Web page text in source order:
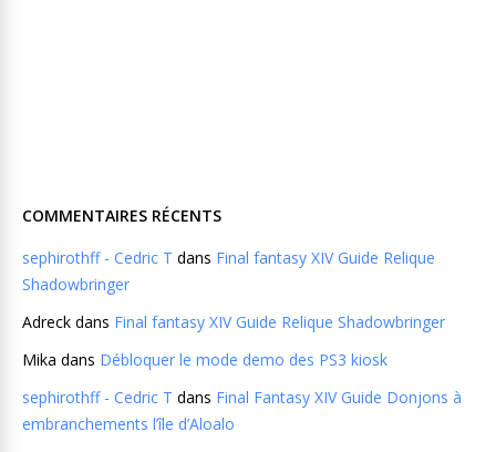
COMMENTAIRES RÉCENTS
sephirothff - Cedric T dans Final fantasy XIV Guide Relique
Shadowbringer
Adreck dans Final fantasy XIV Guide Relique Shadowbringer
Mika dans Débloquer le mode demo des PS3 kiosk
sephirothff - Cedric T dans Final Fantasy XIV Guide Donjons à
embranchements l’île d’Aloalo